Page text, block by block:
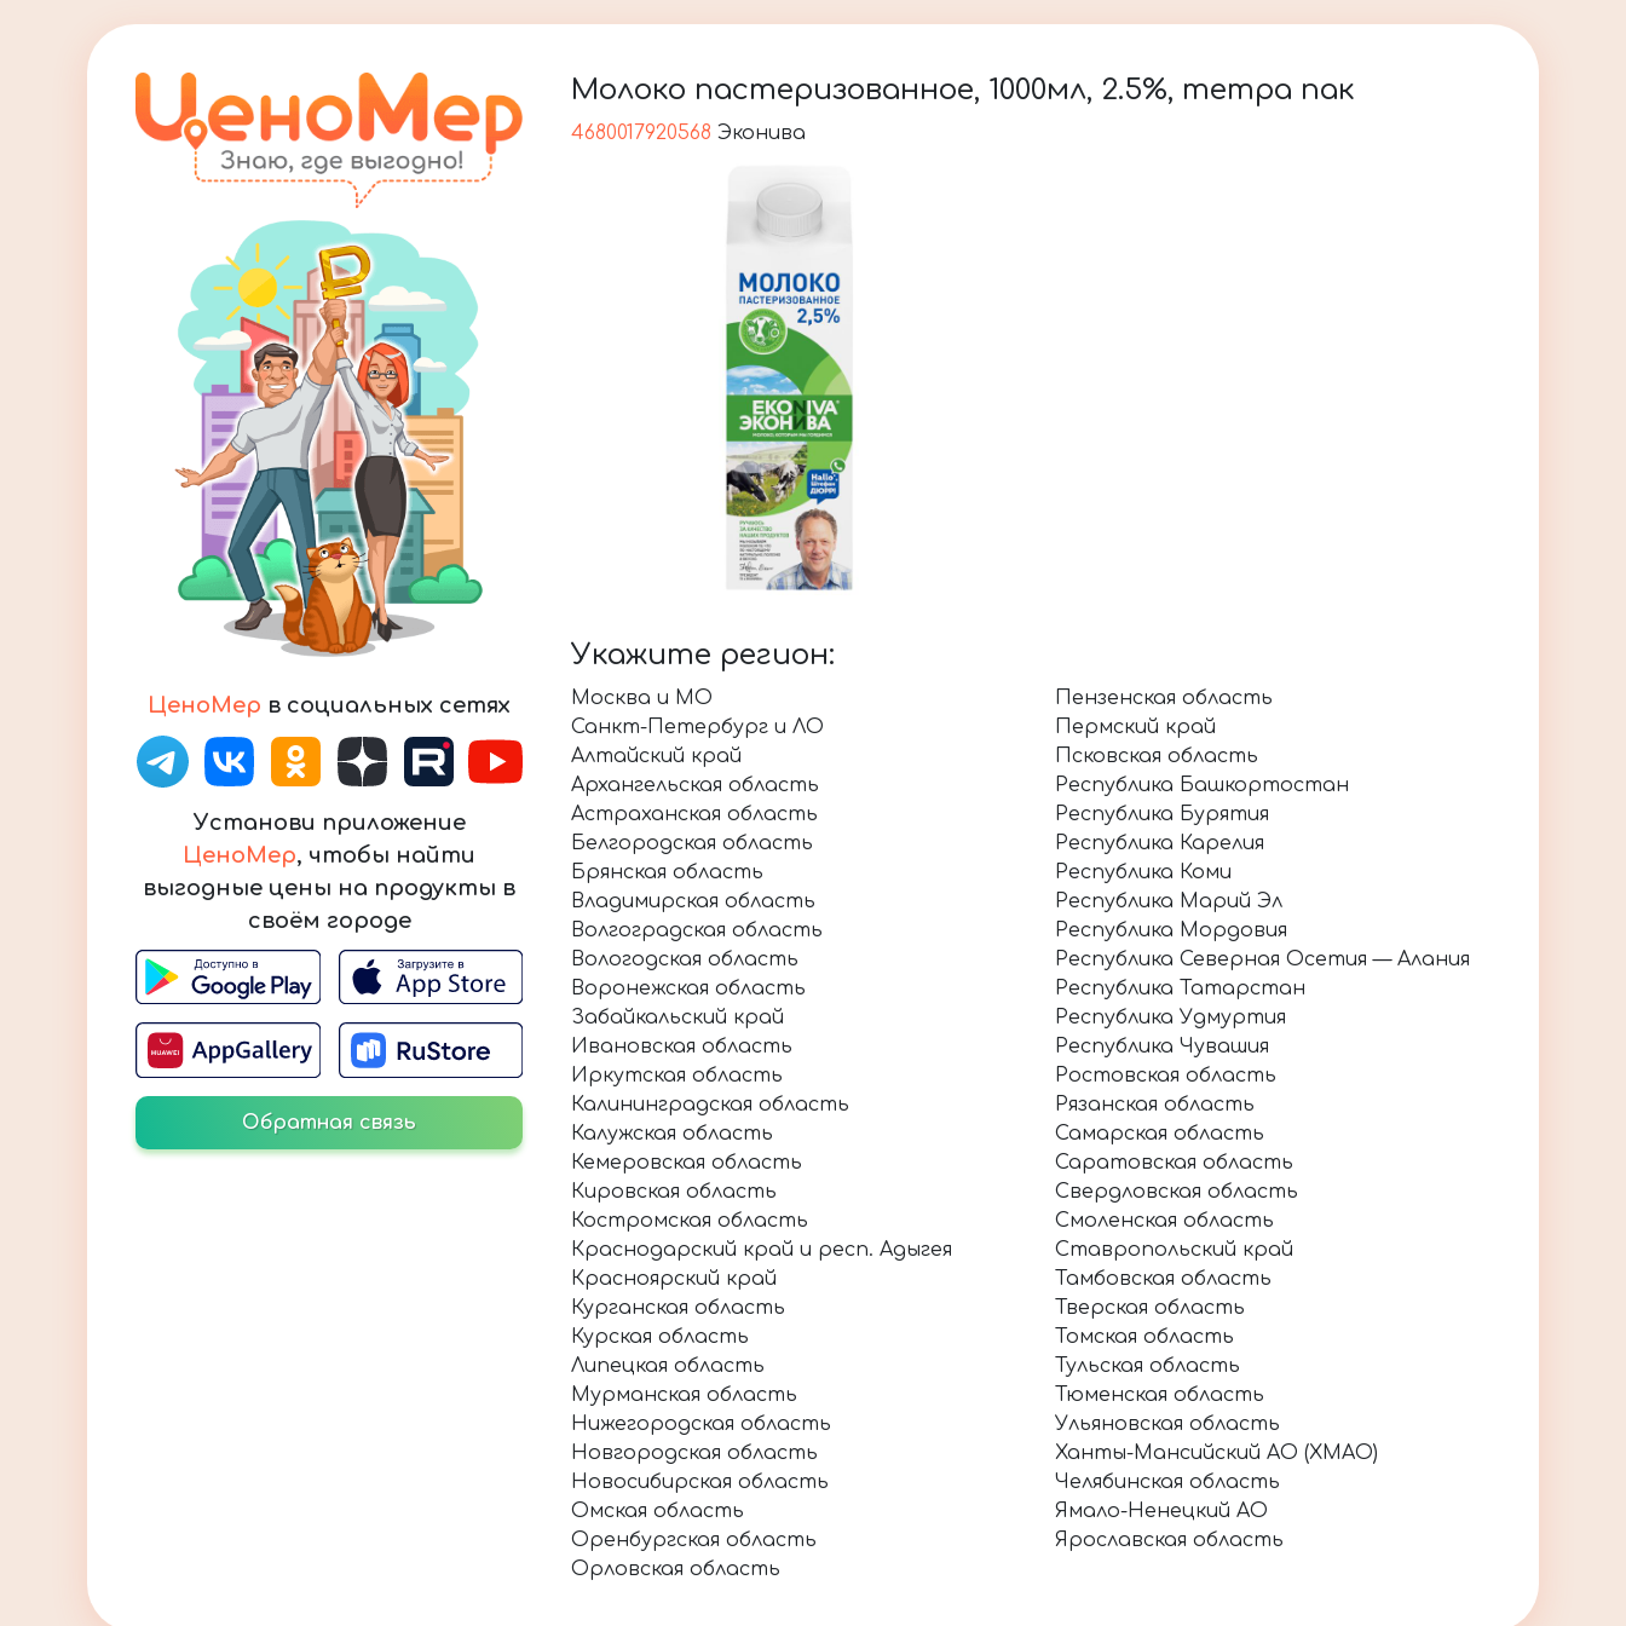
ЦеноМер в социальных сетях
Установи приложение
ЦеноМер, чтобы найти
выгодные цены на продукты в
своём городе
Обратная связь
Молоко пастеризованное, 1000мл, 2.5%, тетра пак
4680017920568 Эконива
Укажите регион:
Москва и МО
Санкт-Петербург и ЛО
Алтайский край
Архангельская область
Астраханская область
Белгородская область
Брянская область
Владимирская область
Волгоградская область
Вологодская область
Воронежская область
Забайкальский край
Ивановская область
Иркутская область
Калининградская область
Калужская область
Кемеровская область
Кировская область
Костромская область
Краснодарский край и респ. Адыгея
Красноярский край
Курганская область
Курская область
Липецкая область
Мурманская область
Нижегородская область
Новгородская область
Новосибирская область
Омская область
Оренбургская область
Орловская область
Пензенская область
Пермский край
Псковская область
Республика Башкортостан
Республика Бурятия
Республика Карелия
Республика Коми
Республика Марий Эл
Республика Мордовия
Республика Северная Осетия — Алания
Республика Татарстан
Республика Удмуртия
Республика Чувашия
Ростовская область
Рязанская область
Самарская область
Саратовская область
Свердловская область
Смоленская область
Ставропольский край
Тамбовская область
Тверская область
Томская область
Тульская область
Тюменская область
Ульяновская область
Ханты-Мансийский АО (ХМАО)
Челябинская область
Ямало-Ненецкий АО
Ярославская область